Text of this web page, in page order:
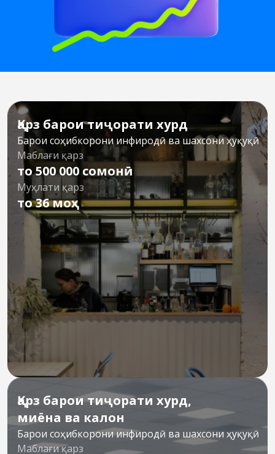
Қарз барои тиҷорати хурд
Барои соҳибкорони инфиродӣ ва шахсони ҳуқуқӣ
Маблағи қарз
то 500 000 сомонӣ
Муҳлати қарз
то 36 моҳ
Қарз барои тиҷорати хурд,
миёна ва калон
Барои соҳибкорони инфиродӣ ва шахсони ҳуқуқӣ
Маблағи қарз